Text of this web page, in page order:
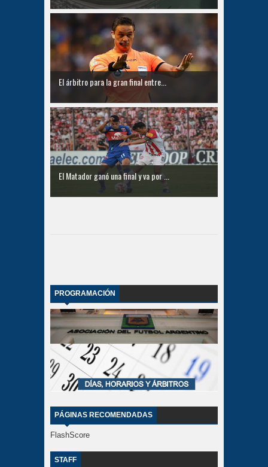
El árbitro para la gran final entre...
El Matador ganó una final y va por ...
PROGRAMACIÓN
PÁGINAS RECOMENDADAS
FlashScore
STAFF